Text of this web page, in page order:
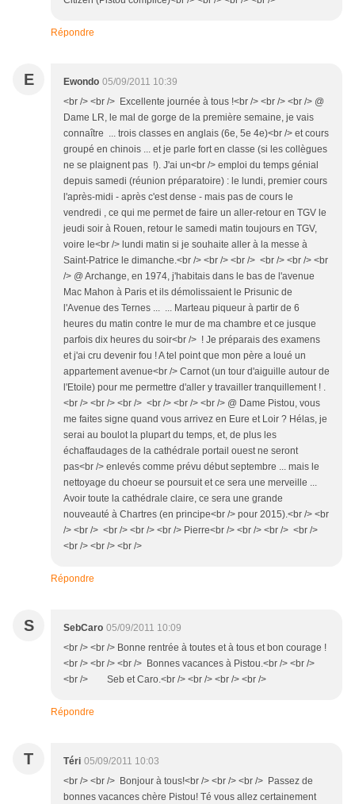
Répondre
E Ewondo 05/09/2011 10:39
<br /> <br /> Excellente journée à tous !<br /> <br /> <br /> @
Dame LR, le mal de gorge de la première semaine, je vais
connaître ... trois classes en anglais (6e, 5e 4e)<br /> et cours
groupé en chinois ... et je parle fort en classe (si les collègues
ne se plaignent pas !). J'ai un<br /> emploi du temps génial
depuis samedi (réunion préparatoire) : le lundi, premier cours
l'après-midi - après c'est dense - mais pas de cours le
vendredi , ce qui me permet de faire un aller-retour en TGV le
jeudi soir à Rouen, retour le samedi matin toujours en TGV,
voire le<br /> lundi matin si je souhaite aller à la messe à
Saint-Patrice le dimanche.<br /> <br /> <br /> <br /> <br /> <br
/> @ Archange, en 1974, j'habitais dans le bas de l'avenue
Mac Mahon à Paris et ils démolissaient le Prisunic de
l'Avenue des Ternes ... ... Marteau piqueur à partir de 6
heures du matin contre le mur de ma chambre et ce jusque
parfois dix heures du soir<br /> ! Je préparais des examens
et j'ai cru devenir fou ! A tel point que mon père a loué un
appartement avenue<br /> Carnot (un tour d'aiguille autour de
l'Etoile) pour me permettre d'aller y travailler tranquillement ! .
<br /> <br /> <br /> <br /> <br /> <br /> @ Dame Pistou, vous
me faites signe quand vous arrivez en Eure et Loir ? Hélas, je
serai au boulot la plupart du temps, et, de plus les
échaffaudages de la cathédrale portail ouest ne seront
pas<br /> enlevés comme prévu début septembre ... mais le
nettoyage du choeur se poursuit et ce sera une merveille ...
Avoir toute la cathédrale claire, ce sera une grande
nouveauté à Chartres (en principe<br /> pour 2015).<br /> <br
/> <br /> <br /> <br /> <br /> Pierre<br /> <br /> <br /> <br />
<br /> <br /> <br />
Répondre
S SebCaro 05/09/2011 10:09
<br /> <br /> Bonne rentrée à toutes et à tous et bon courage !
<br /> <br /> <br /> Bonnes vacances à Pistou.<br /> <br />
<br /> Seb et Caro.<br /> <br /> <br /> <br />
Répondre
T Téri 05/09/2011 10:03
<br /> <br /> Bonjour à tous!<br /> <br /> <br /> Passez de
bonnes vacances chère Pistou! Té vous allez certainement